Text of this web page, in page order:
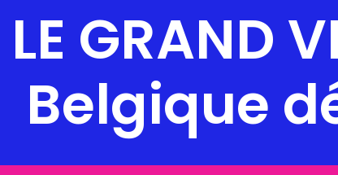
LE GRAND
Belgique